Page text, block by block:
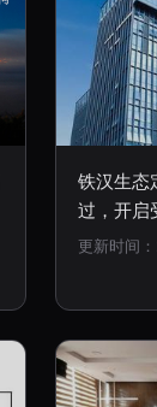
铁汉生态
过，开启
更新时间